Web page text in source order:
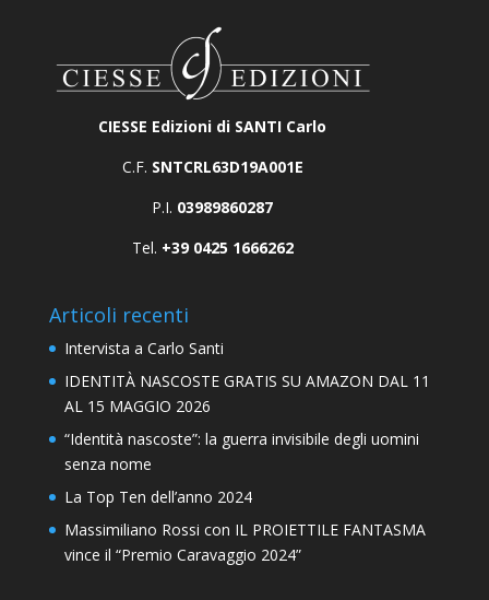
CIESSE Edizioni di SANTI Carlo
C.F. SNTCRL63D19A001E
P.I. 03989860287
Tel. +39 0425 1666262
Articoli recenti
Intervista a Carlo Santi
IDENTITÀ NASCOSTE GRATIS SU AMAZON DAL 11
AL 15 MAGGIO 2026
“Identità nascoste”: la guerra invisibile degli uomini
senza nome
La Top Ten dell’anno 2024
Massimiliano Rossi con IL PROIETTILE FANTASMA
vince il “Premio Caravaggio 2024”